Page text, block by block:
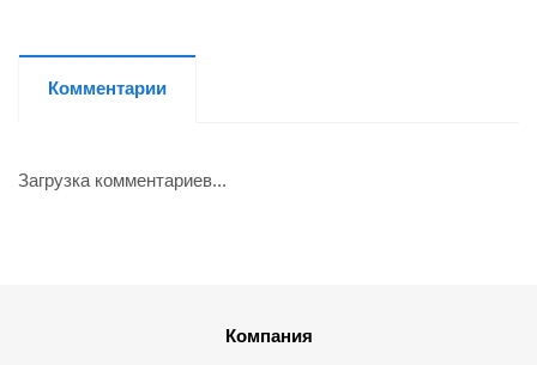
Комментарии
Загрузка комментариев...
Компания